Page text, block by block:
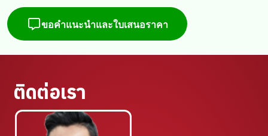
ขอคำแนะนำและใบเสนอราคา
ติดต่อเรา